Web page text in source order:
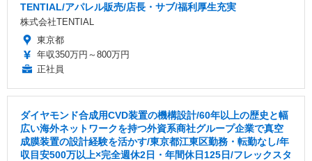
TENTIAL/アパレル販売/店長・サブ/福利厚生充実
株式会社TENTIAL
東京都
年収350万円～800万円
正社員
ダイヤモンド合成用CVD装置の機構設計/60年以上の歴史と幅
広い海外ネットワークを持つ外資系商社グループ企業で真空
成膜装置の設計経験を活かす/東京都江東区勤務・転勤なし/年
収目安500万以上×完全週休2日・年間休日125日/フレックスタ